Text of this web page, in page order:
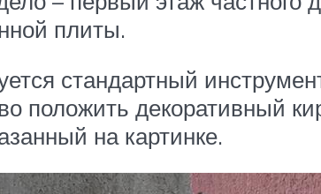
плиты.
стандартный
положить декоративный
на картинке.